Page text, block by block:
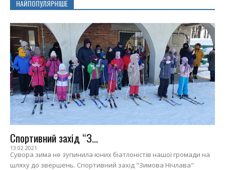
НАЙПОПУЛЯРНІШЕ
Спортивний захід “З...
13.02.2021
Сувора зима не зупинила юних біатлоністів нашої громади на
шляху до звершень. Спортивний захід "Зимова Нічлава"